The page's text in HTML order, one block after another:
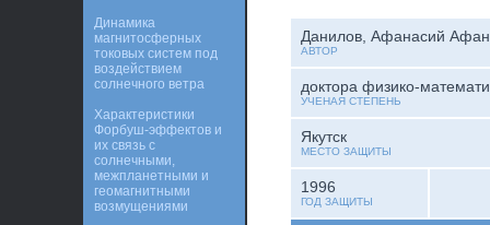
Данилов, Афанасий
АВТОР
доктора физико-
УЧЕНАЯ СТЕПЕНЬ
Якутск
МЕСТО ЗАЩИТЫ
1996
ГОД ЗАЩИТЫ
Динамика
магнитосферных
токовых систем под
воздействием
солнечного ветра
Характеристики
Форбуш-эффектов и
их связь с
солнечными,
межпланетными и
геомагнитными
возмущениями